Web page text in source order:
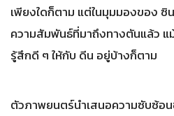
เพียงใดก็ตาม แต่ในมุมมองของ
ความสัมพันธ์ที่มาถึงทางตันแล้ว แ
รู้สึกดี ๆ ให้กับ ดีน อยู่บ้างก็ตาม
ตัวภาพยนตร์นำเสนอความซับซ้อ